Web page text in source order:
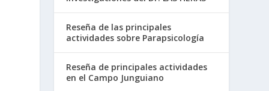
Reseña de las principales
actividades sobre Parapsicología
Reseña de principales actividades
en el Campo Junguiano